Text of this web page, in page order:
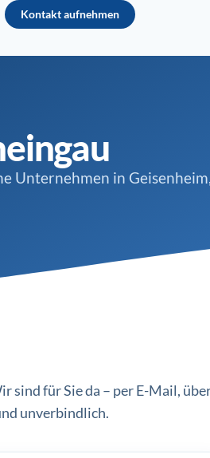
Kontakt aufnehmen
Unternehmen in Geisenheim,
sind für Sie da – per E-Mail,
unverbindlich.